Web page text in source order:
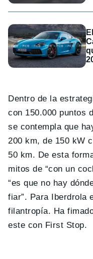
Dentro de la
con 150.000 puntos
se contempla que
200 km, de 150 kW
50 km. De esta
mitos de “con un
“es que no hay
fiar”. Para Iberdrola
filantropía. Ha
este con First Stop.